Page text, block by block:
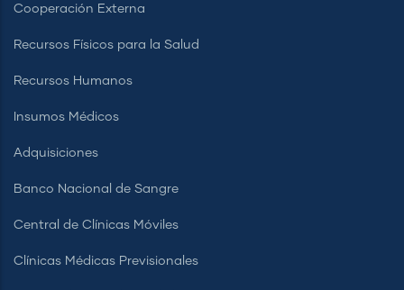
Cooperación Externa
Recursos Físicos para la Salud
Recursos Humanos
Insumos Médicos
Adquisiciones
Banco Nacional de Sangre
Central de Clínicas Móviles
Clínicas Médicas Previsionales